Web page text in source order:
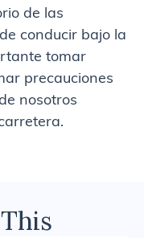
de las
conducir bajo la
tomar
precauciones
nosotros